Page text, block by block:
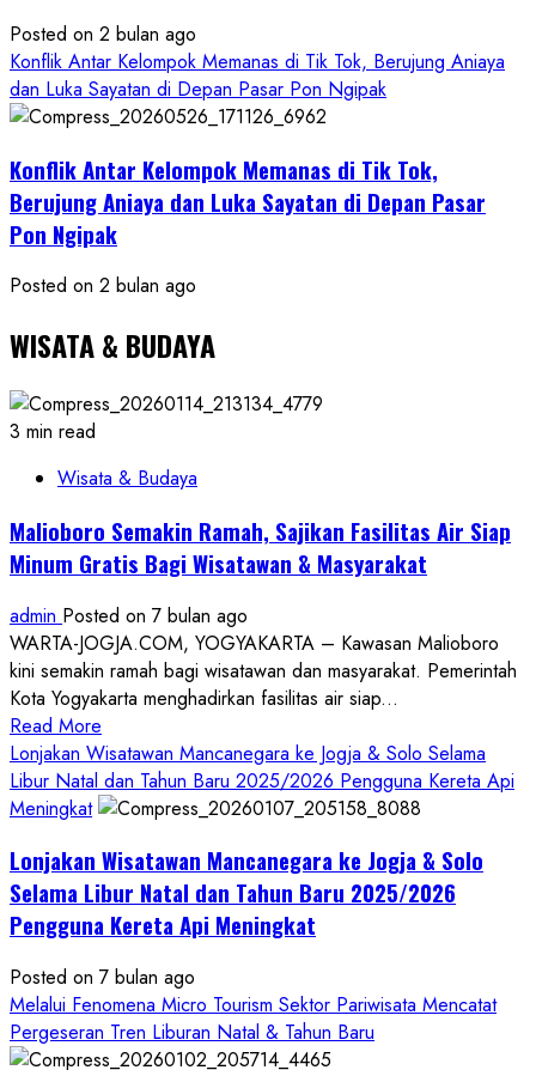
Posted on 2 bulan ago
Konflik Antar Kelompok Memanas di Tik Tok, Berujung Aniaya
dan Luka Sayatan di Depan Pasar Pon Ngipak
Konflik Antar Kelompok Memanas di Tik Tok,
Berujung Aniaya dan Luka Sayatan di Depan Pasar
Pon Ngipak
Posted on 2 bulan ago
WISATA & BUDAYA
3 min read
Wisata & Budaya
Malioboro Semakin Ramah, Sajikan Fasilitas Air Siap
Minum Gratis Bagi Wisatawan & Masyarakat
admin Posted on 7 bulan ago
WARTA-JOGJA.COM, YOGYAKARTA – Kawasan Malioboro
kini semakin ramah bagi wisatawan dan masyarakat. Pemerintah
Kota Yogyakarta menghadirkan fasilitas air siap...
Read More
more
about
Malioboro
Ramah,
Sajikan
Fasilitas
Air
Siap
Minum
Gratis
Bagi
Lonjakan Wisatawan Mancanegara ke Jogja & Solo Selama
Libur Natal dan Tahun Baru 2025/2026 Pengguna Kereta Api
Meningkat
Lonjakan Wisatawan Mancanegara ke Jogja & Solo
Selama Libur Natal dan Tahun Baru 2025/2026
Pengguna Kereta Api Meningkat
Posted on 7 bulan ago
Melalui Fenomena Micro Tourism Sektor Pariwisata Mencatat
Pergeseran Tren Liburan Natal & Tahun Baru